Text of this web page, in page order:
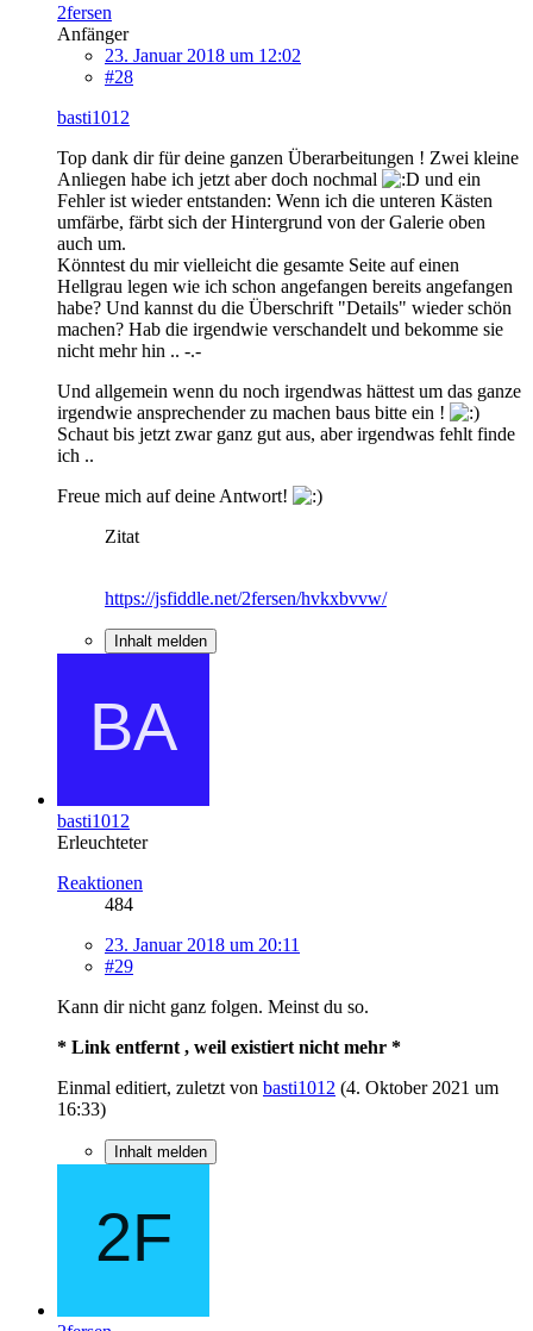
2fersen
Anfänger
23. Januar 2018 um 12:02
#28
basti1012
Top dank dir für deine ganzen Überarbeitungen ! Zwei kleine
Anliegen habe ich jetzt aber doch nochmal
und ein
Fehler ist wieder entstanden: Wenn ich die unteren Kästen
umfärbe, färbt sich der Hintergrund von der Galerie oben
auch um.
Könntest du mir vielleicht die gesamte Seite auf einen
Hellgrau legen wie ich schon angefangen bereits angefangen
habe? Und kannst du die Überschrift "Details" wieder schön
machen? Hab die irgendwie verschandelt und bekomme sie
nicht mehr hin .. -.-
Und allgemein wenn du noch irgendwas hättest um das ganze
irgendwie ansprechender zu machen baus bitte ein !
Schaut bis jetzt zwar ganz gut aus, aber irgendwas fehlt finde
ich ..
Freue mich auf deine Antwort!
Zitat
https://jsfiddle.net/2fersen/hvkxbvvw/
Inhalt melden
basti1012
Erleuchteter
Reaktionen
484
23. Januar 2018 um 20:11
#29
Kann dir nicht ganz folgen. Meinst du so.
* Link entfernt , weil existiert nicht mehr *
Einmal editiert, zuletzt von basti1012 (4. Oktober 2021 um
16:33)
Inhalt melden